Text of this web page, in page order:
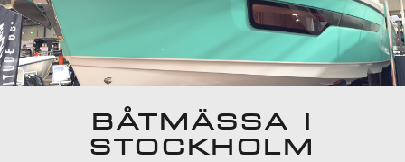
BÅTMÄSSA I
STOCKHOLM